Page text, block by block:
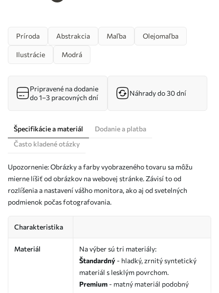
Príroda Abstrakcia Maľba Olejomaľba
Ilustrácie Modrá
Pripravené na dodanie
do 1–3 pracovných dní
Náhrady do 30 dní
Špecifikácie a materiál
Dodanie a platba
Často kladené otázky
Upozornenie: Obrázky a farby vyobrazeného tovaru sa môžu
mierne líšiť od obrázkov na webovej stránke. Závisí to od
rozlíšenia a nastavení vášho monitora, ako aj od svetelných
podmienok počas fotografovania.
Charakteristika
Materiál
Na výber sú tri materiály:
Štandardný - hladký, zrnitý syntetický
materiál s lesklým povrchom.
Premium - matný materiál podobný